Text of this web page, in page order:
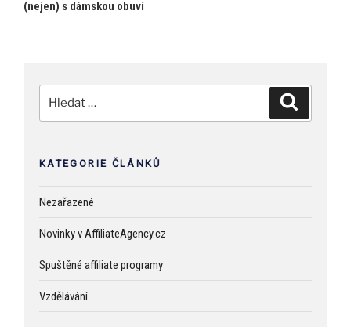
(nejen) s dámskou obuví
KATEGORIE ČLÁNKŮ
Nezařazené
Novinky v AffiliateAgency.cz
Spuštěné affiliate programy
Vzdělávání